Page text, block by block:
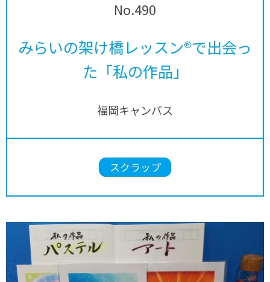
No.490
みらいの架け橋レッスン®で出会っ
た「私の作品」
福岡キャンパス
スクラップ